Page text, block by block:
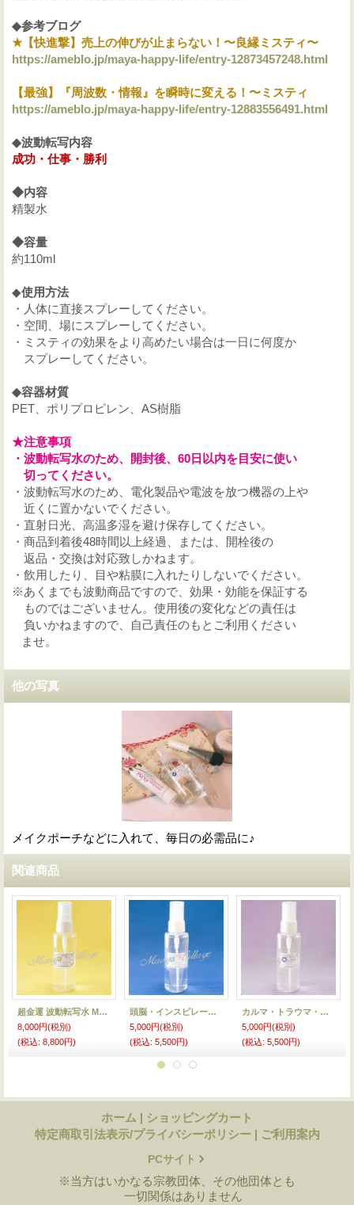
◆参考ブログ
★【快進撃】売上の伸びが止まらない！〜良縁ミスティ〜
https://ameblo.jp/maya-happy-life/entry-12873457248.html
【最強】『周波数・情報』を瞬時に変える！〜ミスティ
https://ameblo.jp/maya-happy-life/entry-12883556491.html
◆波動転写内容
成功・仕事・勝利
◆内容
精製水
◆容量
約110ml
◆使用方法
・人体に直接スプレーしてください。
・空間、場にスプレーしてください。
・ミスティの効果をより高めたい場合は一日に何度か
スプレーしてください。
◆容器材質
PET、ポリプロピレン、AS樹脂
★注意事項
・波動転写水のため、開封後、60日以内を目安に使い
切ってください。
・波動転写水のため、電化製品や電波を放つ機器の上や
近くに置かないでください。
・直射日光、高温多湿を避け保存してください。
・商品到着後48時間以上経過、または、開栓後の
返品・交換は対応致しかねます。
・飲用したり、目や粘膜に入れたりしないでください。
※あくまでも波動商品ですので、効果・効能を保証する
ものではございません。使用後の変化などの責任は
負いかねますので、自己責任のもとご利用ください
ませ。
他の写真
メイクポーチなどに入れて、毎日の必需品に♪
関連商品
超金運 波動転写水 Maayaミスティ
8,000円(税別)
(税込: 8,800円)
頭脳・インスピレーション 波動転写水 Maayaミスティ
5,000円(税別)
(税込: 5,500円)
カルマ・トラウマ・過去超越 波動転写水 Maayaミスティ
5,000円(税別)
(税込: 5,500円)
ホーム | ショッピングカート
特定商取引法表示/プライバシーポリシー | ご利用案内
PCサイト
※当方はいかなる宗教団体、その他団体とも
一切関係はありません